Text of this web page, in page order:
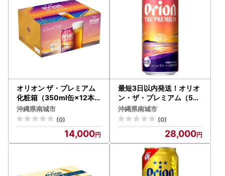
オリオン ザ・プレミアム
化粧箱（350ml缶×12本
）
沖縄県南城市
(0)
14,000
最短3日以内発送！オリオ
ン・ザ・プレミアム（50
0ml缶×24本）
沖縄県南城市
(0)
28,000